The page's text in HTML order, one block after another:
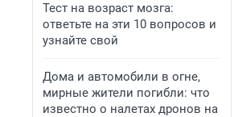
Тест на возраст мозга:
ответьте на эти 10 вопросов и
узнайте свой
Дома и автомобили в огне,
мирные жители погибли: что
известно о налетах дронов на